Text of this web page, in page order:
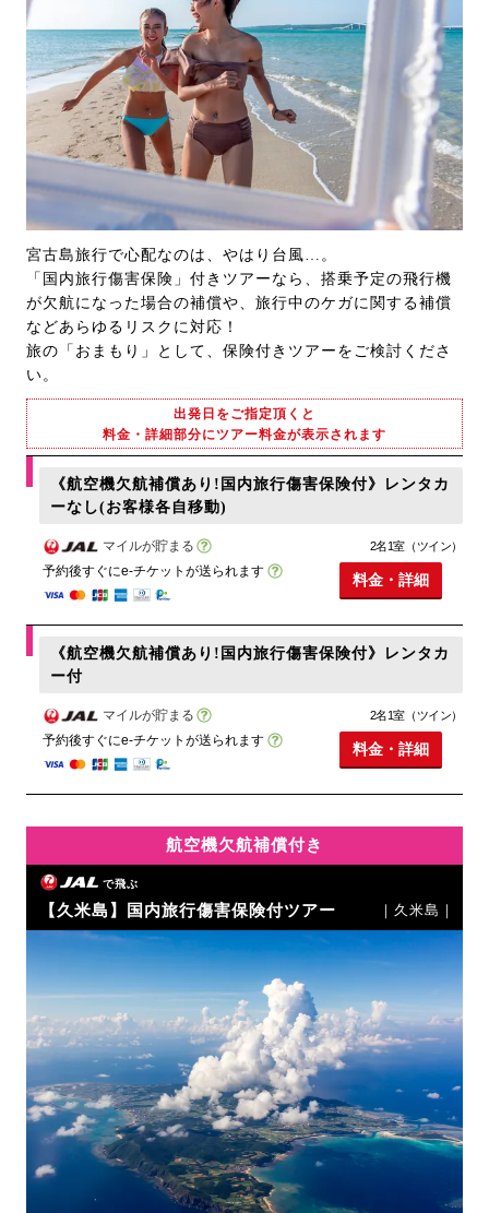
宮古島旅行で心配なのは、やはり台風…。
「国内旅行傷害保険」付きツアーなら、搭乗予定の飛行機
が欠航になった場合の補償や、旅行中のケガに関する補償
などあらゆるリスクに対応！
旅の「おまもり」として、保険付きツアーをご検討くださ
い。
出発日をご指定頂くと
料金・詳細部分にツアー料金が表示されます
《航空機欠航補償あり!国内旅行傷害保険付》レンタカ
ーなし(お客様各自移動)
マイルが貯まる
予約後すぐにe-チケットが送られます
2名1室（ツイン）
料金・詳細
《航空機欠航補償あり!国内旅行傷害保険付》レンタカ
ー付
マイルが貯まる
予約後すぐにe-チケットが送られます
2名1室（ツイン）
料金・詳細
航空機欠航補償付き
で飛ぶ
【久米島】国内旅行傷害保険付ツアー ｜久米島｜